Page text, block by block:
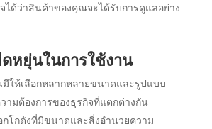
ด้ว่าสินค้าของคุณจะได้รับการดูแลอย่าง
หยุ่นในการใช้งาน
ให้เลือกหลากหลายขนาดและรูปแบบ
ามต้องการของธุรกิจที่แตกต่างกัน
โกดังที่มีขนาดและสิ่งอำนวยความ